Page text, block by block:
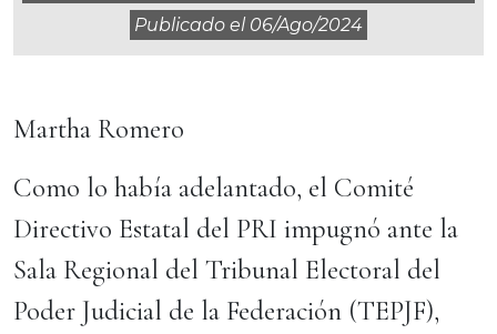
Publicado el 06/ago/2024
Martha Romero
Como lo había adelantado, el Comité
Directivo Estatal del PRI impugnó ante la
Sala Regional del Tribunal Electoral del
Poder Judicial de la Federación (TEPJF),